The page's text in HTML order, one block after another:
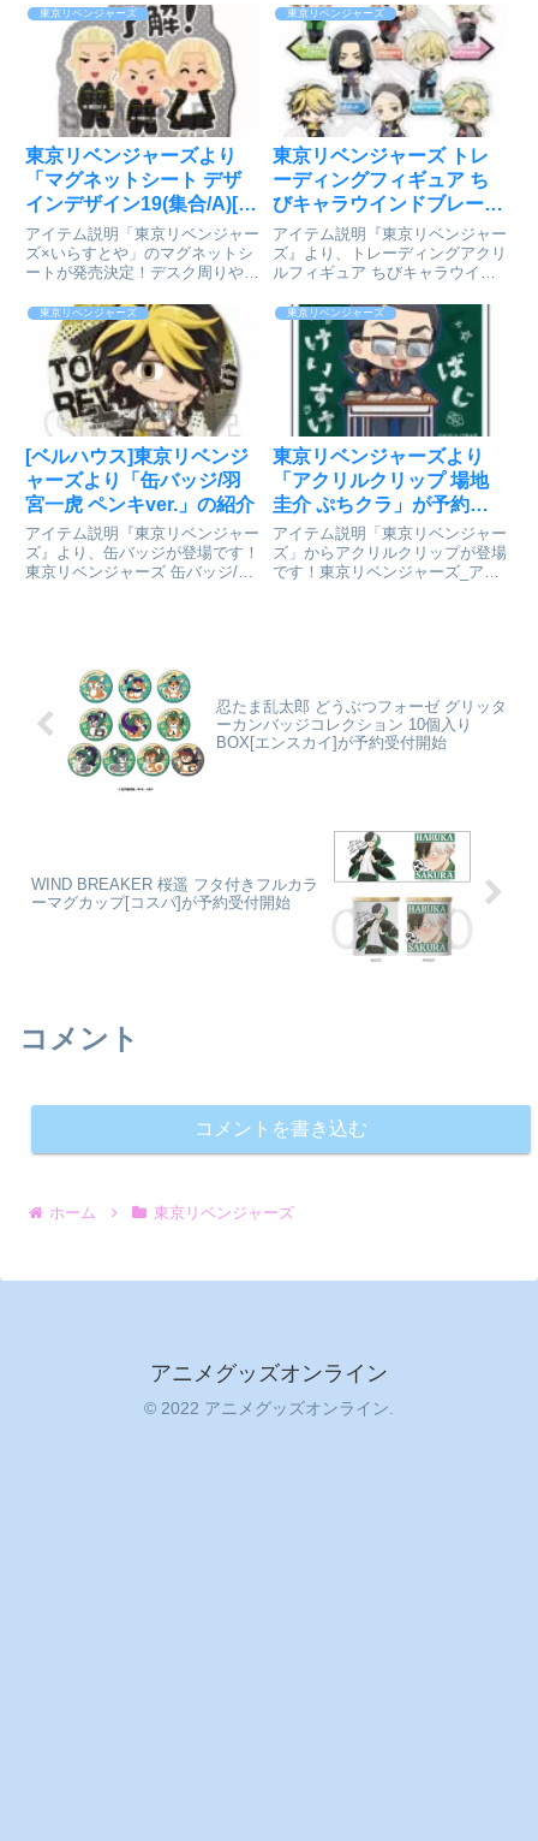
／アニメ「東京リベンジャーズ」
製作委員会colleizeで探す
ーズ！BIGは全長30cmの大ボリ
ューム！東京リベンジャーズ_ふ
わコロりんBIG4 E 乾青宗Ⓒ和久
井健・講談社／アニ...
東京リベンジャーズ
東京リベンジャーズより
「マグネットシート デザ
インデザイン19(集合/A)[い
らすとや]」が予約受付開
始
アイテム説明「東京リベンジャー
ズ×いらすとや」のマグネットシ
ートが発売決定！デスク周りや冷
ーション♪ペタペタ貼って楽しい
マグネットシートです。東京リベ
ンジャーズ_マグネットシート デ
ザイン19(集合/A)【いら...
東京リベンジャーズ
東京リベンジャーズ トレ
ーディングフィギュア ち
びキャラウインドブレーカ
ーver. 8個入りBOXが予約
受付開始
アイテム説明『東京リベンジャー
ズ』より、トレーディングアクリ
ルフィギュア ちびキャラウイン
全種コンプリート仕様です。東京
リベンジャーズ_トレーディング
フィギュア ちびキャラウインド
ブレーカーver. 1B...
東京リベンジャーズ
[ベルハウス]東京リベンジ
ャーズより「缶バッジ/羽
宮一虎 ペンキver.」の紹介
アイテム説明『東京リベンジャー
ズ』より、缶バッジが登場です！
東京リベンジャーズ 缶バッジ/羽
東京リベンジャーズ
東京リベンジャーズより
「アクリルクリップ 場地
圭介 ぷちクラ」が予約受
付開始
アイテム説明「東京リベンジャー
ズ」からアクリルクリップが登場
です！東京リベンジャーズ_アク
忍たま乱太郎 どうぶつフォーゼ グリッタ
ーカンバッジコレクション 10個入り
BOX[エンスカイ]が予約受付開始
WIND BREAKER 桜遥 フタ付きフルカラ
ーマグカップ[コスパ]が予約受付開始
コメント
コメントを書き込む
ホーム 東京リベンジャーズ
アニメグッズオンライン
© 2022 アニメグッズオンライン.